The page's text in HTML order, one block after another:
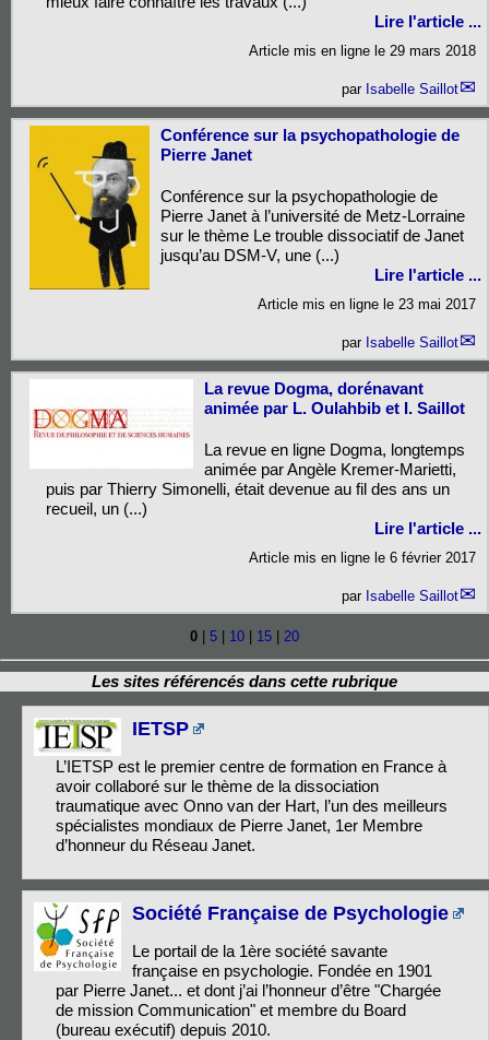
Lire l'article ...
Article mis en ligne le 29 mars 2018
par Isabelle Saillot
Conférence sur la psychopathologie de
Pierre Janet
Conférence sur la psychopathologie de
Pierre Janet à l’université de Metz-Lorraine
sur le thème Le trouble dissociatif de Janet
jusqu’au DSM-V, une (...)
Lire l'article ...
Article mis en ligne le 23 mai 2017
par Isabelle Saillot
La revue Dogma, dorénavant
animée par L. Oulahbib et I. Saillot
La revue en ligne Dogma, longtemps
animée par Angèle Kremer-Marietti,
puis par Thierry Simonelli, était devenue au fil des ans un
recueil, un (...)
Lire l'article ...
Article mis en ligne le 6 février 2017
par Isabelle Saillot
0 5 10 15 20
Les sites référencés dans cette rubrique
IETSP
L’IETSP est le premier centre de formation en France à
avoir collaboré sur le thème de la dissociation
traumatique avec Onno van der Hart, l’un des meilleurs
spécialistes mondiaux de Pierre Janet, 1er Membre
d’honneur du Réseau Janet.
Société Française de Psychologie
Le portail de la 1ère société savante
française en psychologie. Fondée en 1901
par Pierre Janet... et dont j’ai l’honneur d’être "Chargée
de mission Communication" et membre du Board
(bureau exécutif) depuis 2010.